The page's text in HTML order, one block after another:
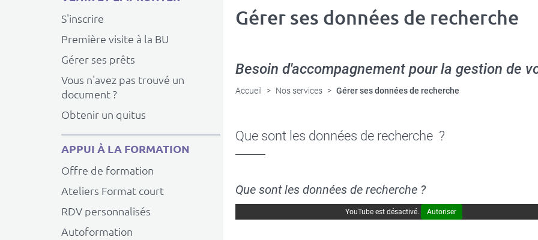
S'inscrire
Première visite à la BU
Gérer ses prêts
Vous n'avez pas trouvé un
document ?
Obtenir un quitus
APPUI À LA FORMATION
Offre de formation
Ateliers Format court
RDV personnalisés
Autoformation
Gérer ses données de recherche
Besoin d'accompagnement pour la gestion de
Accueil Nos services Gérer ses données de recherche
Que sont les données de recherche ?
Que sont les données de recherche ?
YouTube est désactivé. Autoriser